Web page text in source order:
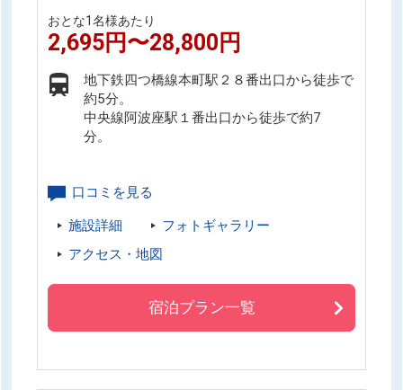
おとな1名様あたり
2,695円〜28,800円
地下鉄四つ橋線本町駅２８番出口から徒歩で
約5分。
中央線阿波座駅１番出口から徒歩で約7
分。
口コミを見る
施設詳細
フォトギャラリー
アクセス・地図
宿泊プラン一覧